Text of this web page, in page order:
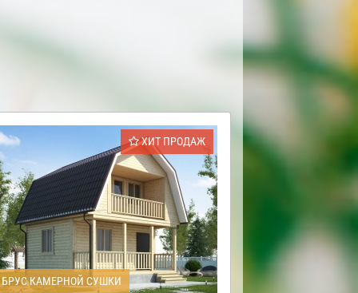
ХИТ ПРОДАЖ
КАМЕРНОЙ СУШКИ